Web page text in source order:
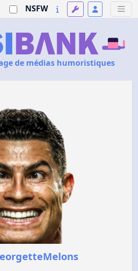
NSFW
de médias humoristiques